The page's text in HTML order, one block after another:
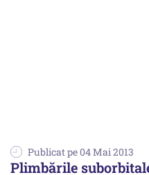
Publicat pe 04 Mai 2013
Plimbările